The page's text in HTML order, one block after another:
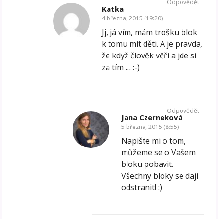
Katka
4 března, 2015 (19:20)
Jj, já vím, mám trošku blok
k tomu mít děti. A je pravda,
že když člověk věří a jde si
za tím … :-)
Odpovědět
Jana Czerneková
5 března, 2015 (8:55)
Napište mi o tom,
můžeme se o Vašem
bloku pobavit.
Všechny bloky se dají
odstranit! :)
Odpovědět